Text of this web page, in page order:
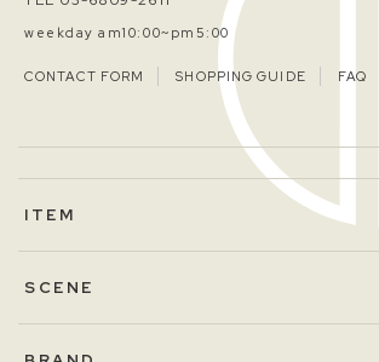
weekday am10:00~pm5:00
CONTACT FORM SHOPPING GUIDE FAQ
ITEM
SCENE